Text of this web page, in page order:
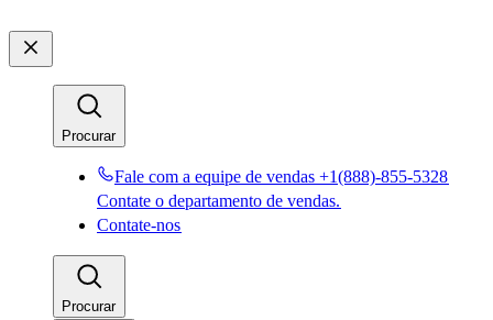
Procurar​​
Fale com a equipe de vendas +1(888)-855-5328​​
Contate o departamento de vendas.​​
Contate-nos​​
Procurar​​